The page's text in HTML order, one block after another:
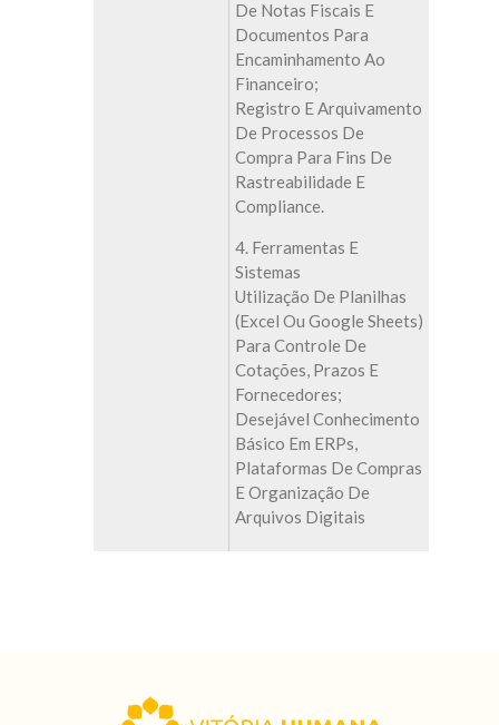
De Notas Fiscais E
Documentos Para
Encaminhamento Ao
Financeiro;
Registro E Arquivamento
De Processos De
Compra Para Fins De
Rastreabilidade E
Compliance.
4. Ferramentas E
Sistemas
Utilização De Planilhas
(Excel Ou Google Sheets)
Para Controle De
Cotações, Prazos E
Fornecedores;
Desejável Conhecimento
Básico Em ERPs,
Plataformas De Compras
E Organização De
Arquivos Digitais